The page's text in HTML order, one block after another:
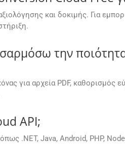
και δοκιμής. Για
την ποιότητα
για αρχεία PDF, καθορισμός
API;
.NET, Java, Android, PHP,